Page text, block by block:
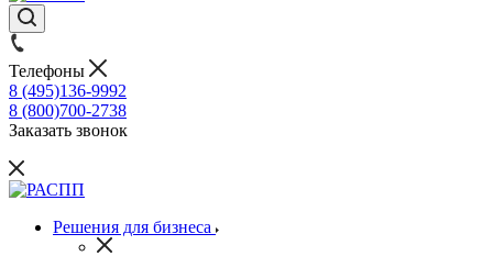
Телефоны
8 (495)136-9992
8 (800)700-2738
Заказать звонок
Решения для бизнеса